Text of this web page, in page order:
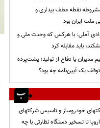
نقطه عطف بیداری و
ملت ایران بود
آملی: با هرکس که وحدت ملی و
باید مقابله کرد
مدیران یا دفاع از تولید؛ پشت‌پرده
یک آیین‌نامه چه بود؟
خودروساز و تاسیس شرکتهای
تا تسخیر دستگاه نظارتی با چه